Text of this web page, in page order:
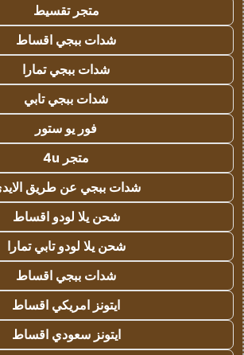
متجر تقسيط
شدات ببجي اقساط
شدات ببجي تمارا
شدات ببجي تابي
فور يو ستور
متجر 4u
شدات ببجي عن طريق
شحن يلا لودو اقساط
شحن يلا لودو تابي تمارا
شدات ببجي اقساط
ايتونز امريكي اقساط
ايتونز سعودي اقساط